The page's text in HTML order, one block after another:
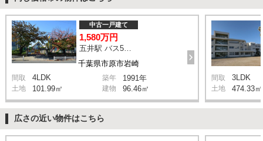
千葉県市原市岩崎
中古一戸建て
1,580万円
五井駅 バス5分 停歩7分
間取 4LDK 築年 1991年
土地 101.99㎡ 建物 96.46㎡
間取 3LDK
土地 474.33㎡
広さの近い物件はこちら